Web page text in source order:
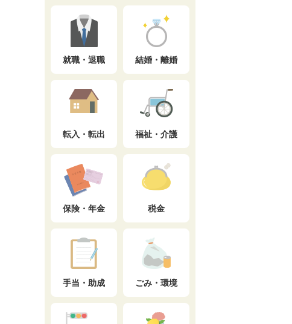
就職・退職 結婚・離婚
転入・転出 福祉・介護
保険・年金 税金
手当・助成 ごみ・環境